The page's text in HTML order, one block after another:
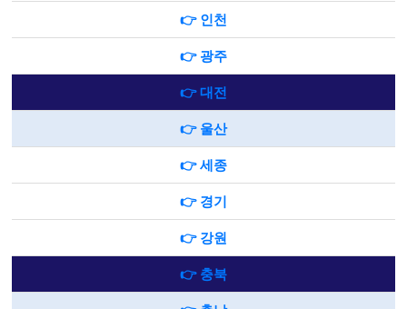
👉 인천
👉 광주
👉 대전
👉 울산
👉 세종
👉 경기
👉 강원
👉 충북